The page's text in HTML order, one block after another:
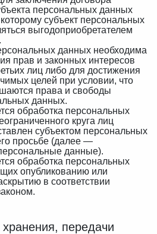
персональных данных
субъект персональных
выгодоприобретателем
данных необходима
прав и законных интересов
лиц либо для достижения
целей при условии, что
права и свободы
данных.
обработка персональных
круга лиц
субъектом персональных
просьбе (далее —
данные).
обработка персональных
опубликованию или
в соответствии
передачи